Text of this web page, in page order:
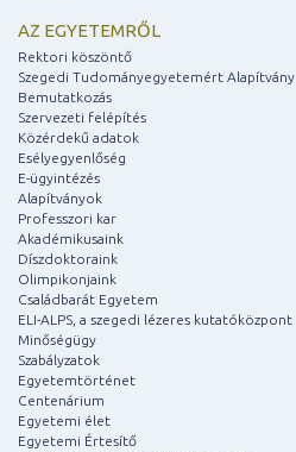
AZ EGYETEMRŐL
Rektori köszöntő
Szegedi Tudományegyetemért Alapítvány
Bemutatkozás
Szervezeti felépítés
Közérdekű adatok
Esélyegyenlőség
E-ügyintézés
Alapítványok
Professzori kar
Akadémikusaink
Díszdoktoraink
Olimpikonjaink
Családbarát Egyetem
ELI-ALPS, a szegedi lézeres kutatóközpont
Minőségügy
Szabályzatok
Egyetemtörténet
Centenárium
Egyetemi élet
Egyetemi Értesítő